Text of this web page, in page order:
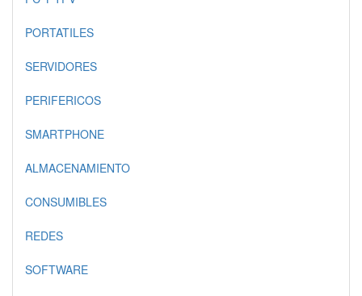
PORTATILES
SERVIDORES
PERIFERICOS
SMARTPHONE
ALMACENAMIENTO
CONSUMIBLES
REDES
SOFTWARE